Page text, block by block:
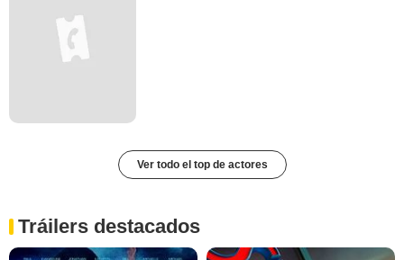
Ver todo el top de actores
Tráilers destacados